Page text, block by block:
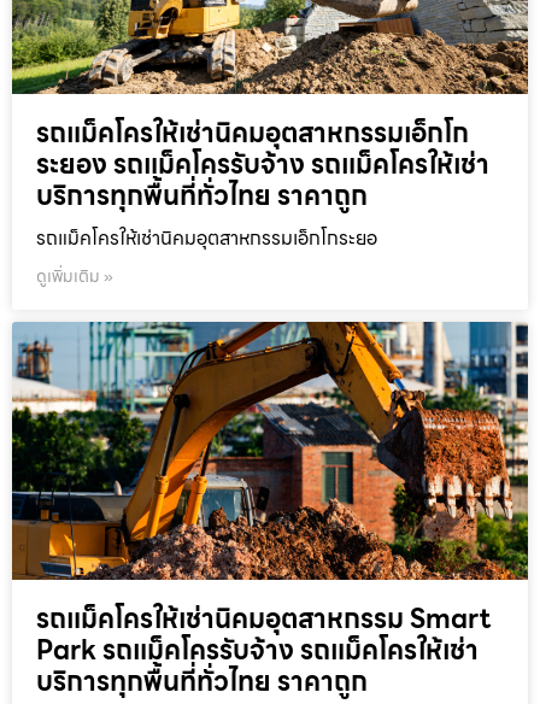
รถแม็คโครให้เช่านิคมอุตสาหกรรมเอ็กโก
ระยอง รถแม็คโครรับจ้าง รถแม็คโครให้เช่า
บริการทุกพื้นที่ทั่วไทย ราคาถูก
รถแม็คโครให้เช่านิคมอุตสาหกรรมเอ็กโกระยอ
ดูเพิ่มเติม »
รถแม็คโครให้เช่านิคมอุตสาหกรรม Smart
Park รถแม็คโครรับจ้าง รถแม็คโครให้เช่า
บริการทุกพื้นที่ทั่วไทย ราคาถูก